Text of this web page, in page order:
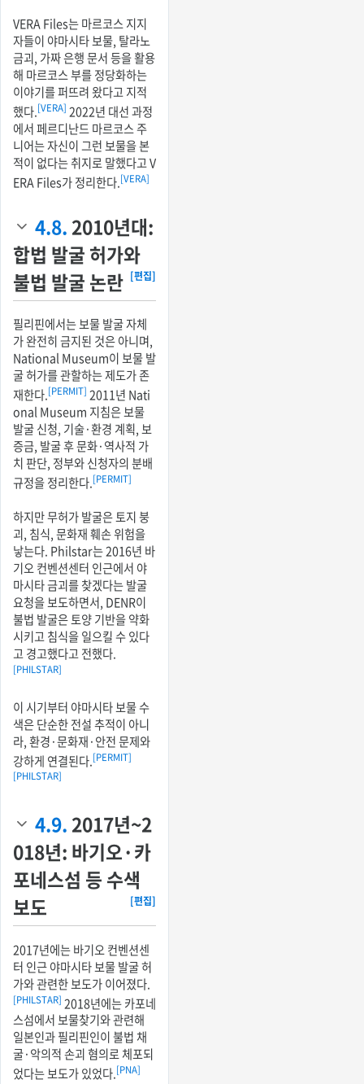
VERA Files는 마르코스 지지
자들이 야마시타 보물, 탈라노
금괴, 가짜 은행 문서 등을 활용
해 마르코스 부를 정당화하는
이야기를 퍼뜨려 왔다고 지적
했다.[VERA] 2022년 대선 과정
에서 페르디난드 마르코스 주
니어는 자신이 그런 보물을 본
적이 없다는 취지로 말했다고 V
ERA Files가 정리한다.[VERA]
4.8. 2010년대:
합법 발굴 허가와
불법 발굴 논란 [편집]
필리핀에서는 보물 발굴 자체
가 완전히 금지된 것은 아니며,
National Museum이 보물 발
굴 허가를 관할하는 제도가 존
재한다.[PERMIT] 2011년 Nati
onal Museum 지침은 보물
발굴 신청, 기술·환경 계획, 보
증금, 발굴 후 문화·역사적 가
치 판단, 정부와 신청자의 분배
규정을 정리한다.[PERMIT]
하지만 무허가 발굴은 토지 붕
괴, 침식, 문화재 훼손 위험을
낳는다. Philstar는 2016년 바
기오 컨벤션센터 인근에서 야
마시타 금괴를 찾겠다는 발굴
요청을 보도하면서, DENR이
불법 발굴은 토양 기반을 약화
시키고 침식을 일으킬 수 있다
고 경고했다고 전했다.
[PHILSTAR]
이 시기부터 야마시타 보물 수
색은 단순한 전설 추적이 아니
라, 환경·문화재·안전 문제와
강하게 연결된다.[PERMIT]
[PHILSTAR]
4.9. 2017년~2
018년: 바기오·카
포네스섬 등 수색
보도
[편집]
2017년에는 바기오 컨벤션센
터 인근 야마시타 보물 발굴 허
가와 관련한 보도가 이어졌다.
[PHILSTAR] 2018년에는 카포네
스섬에서 보물찾기와 관련해
일본인과 필리핀인이 불법 채
굴·악의적 손괴 혐의로 체포되
었다는 보도가 있었다.[PNA]